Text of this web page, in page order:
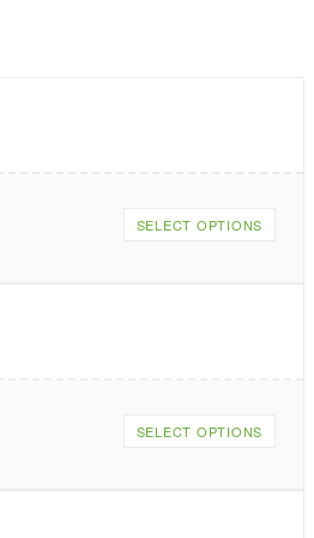
SELECT OPTIONS
SELECT OPTIONS